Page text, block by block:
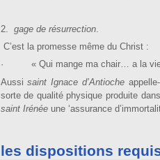
2. gage de résurrection.
C’est la promesse même du Christ :
· « Qui mange ma chair… a la vie
Aussisaint Ignace d’Antioche
sorte de qualité physique produite
saint Irénée une ‘assurance
les dispositions